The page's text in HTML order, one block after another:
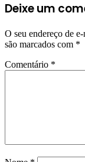
Deixe um
O seu endereço de
são marcados com *
Comentário *